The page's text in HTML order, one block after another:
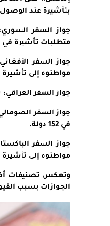
بتأشيرة عند
متطلبات تأشيرة في 158 دولة حول العالم.
مواطنوه إلى تأشيرة لدخول
جواز السفر العراقي: سجّل درجة تنقل 46 نقطة،
في 152 دولة.
مواطنوه إلى تأشيرة في 151
وتعكس تصنيفات
الجوازات بسبب